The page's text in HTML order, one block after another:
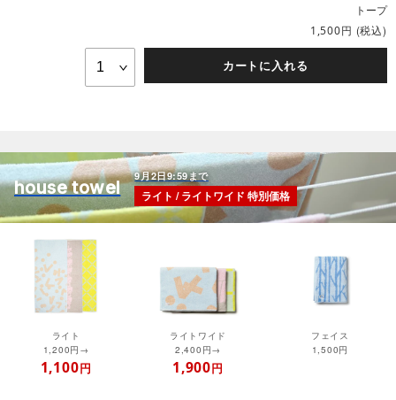
トープ
1,500円 (税込)
カートに入れる
house towel
9月2日9:59まで
ライト / ライトワイド 特別価格
ライト
1,200円→
1,100円
ライトワイド
2,400円→
1,900円
フェイス
1,500円